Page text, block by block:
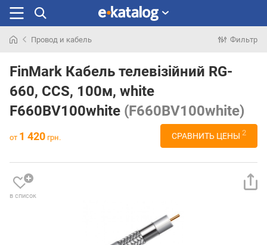
раньше
Провод и кабель Фильтр
FinMark Кабель телевізійний RG-
660, CCS, 100м, white
F660BV100white (F660BV100white)
от 1 420 грн. СРАВНИТЬ ЦЕНЫ 2
в список